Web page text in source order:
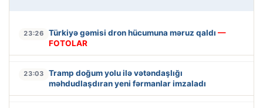
23:26 Türkiyə gəmisi dron hücumuna məruz qaldı —
FOTOLAR
23:03
Tramp doğum yolu ilə vətəndaşlığı
məhdudlaşdıran yeni fərmanlar imzaladı